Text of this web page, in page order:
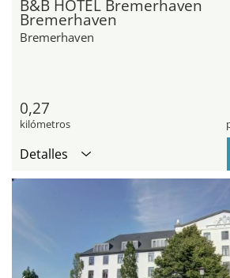
B&B HOTEL Bremerhaven
Bremerhaven
Bremerhaven
0,27
kilómetros
Detalles